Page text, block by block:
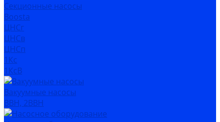
Секционные насосы
Boosta
ЦНСг
ЦНСв
ЦНСп
1Кс
1КсВ
Вакуумные насосы
ВВН, 2ВВН